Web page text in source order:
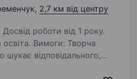
2,7 км від центру
Досвід роботи від 1 року.
Творча
шукає відповідального,